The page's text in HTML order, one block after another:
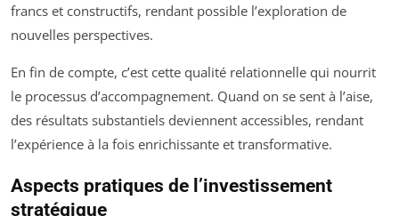
francs et constructifs, rendant possible l’exploration de
nouvelles perspectives.
En fin de compte, c’est cette qualité relationnelle qui nourrit
le processus d’accompagnement. Quand on se sent à l’aise,
des résultats substantiels deviennent accessibles, rendant
l’expérience à la fois enrichissante et transformative.
Aspects pratiques de l’investissement
stratégique